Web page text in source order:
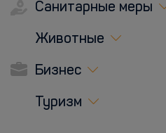
Санитарные меры
Животные
Бизнес
Туризм